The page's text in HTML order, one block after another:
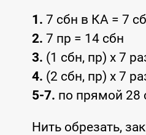
1. 7 сбн в КА = 7
2. 7 пр = 14 сбн
3. (1 сбн, пр) x 7
4. (2 сбн, пр) x 7
5-7. по прямой 28
Нить обрезать,